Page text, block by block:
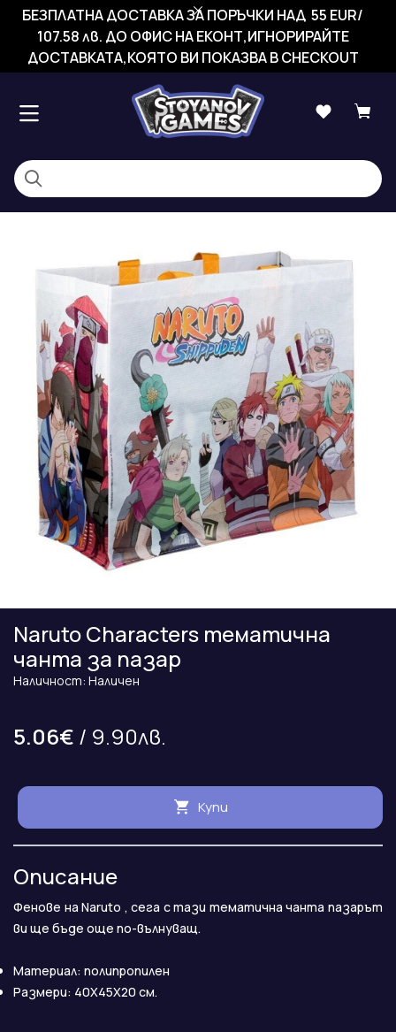
БЕЗПЛАТНА ДОСТАВКА ЗА ПОРЪЧКИ НАД 55 EUR/
107.58 лв. ДО ОФИС НА ЕКОНТ,ИГНОРИРАЙТЕ
ДОСТАВКАТА,КОЯТО ВИ ПОКАЗВА В CHECKOUT
Naruto Characters тематична
чанта за пазар
Наличност: Наличен
5.06€ / 9.90лв.
Купи
Описание
Фенове на Naruto , сега с тази тематична чанта пазарът
ви ще бъде още по-вълнуващ.
Материал: полипропилен
Размери: 40X45X20 см.